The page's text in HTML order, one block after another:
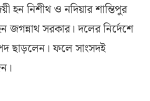
হন নিশীথ ও নদিয়ার শান্তিপুর
জগন্নাথ সরকার। দলের নির্দেশে
ছাড়লেন। ফলে সাংসদই